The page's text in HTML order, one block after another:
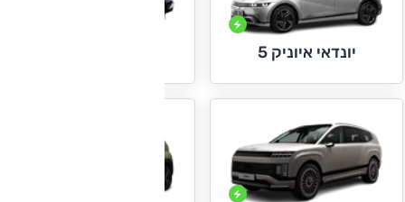
יונדאי איוניק 5